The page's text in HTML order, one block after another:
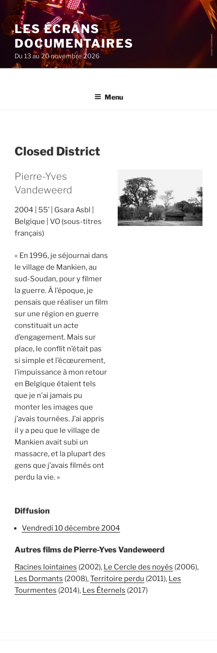
au
contenu
principal
LES ÉCRANS
DOCUMENTAIRES
Du 13 au 20 novembre 2026
Menu
Closed District
Pierre-Yves
Vandeweerd
2004 55’
Gsara Asbl
Belgique
VO (sous-titres
français)
« En 1996, je séjournai dans
le village de Mankien, au
sud-Soudan, pour y filmer
la guerre. À l’époque, je
pensais que réaliser un film
sur une région en guerre
constituait un acte
d’engagement. Mais sur
place, le conflit n’était pas
si simple et l’écœurement,
l’impuissance à mon retour
en Belgique étaient tels
que je n’ai jamais pu
monter les images que
j’avais tournées. J’ai appris
il y a peu que le village de
Mankien avait subi un
massacre, et la plupart des
gens que j’avais filmés ont
perdu la vie. »
Diffusion
vendredi 10 décembre 2004
Autres films de Pierre-Yves Vandeweerd
Racines lointaines (2002), Le Cercle des noyés (2006),
Les Dormants (2008),Territoire perdu (2011), Les
Tourmentes (2014), Les Éternels (2017)